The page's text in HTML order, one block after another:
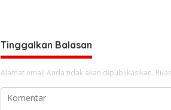
Tinggalkan Balasan
Alamat email Anda tidak akan dipublikasikan.